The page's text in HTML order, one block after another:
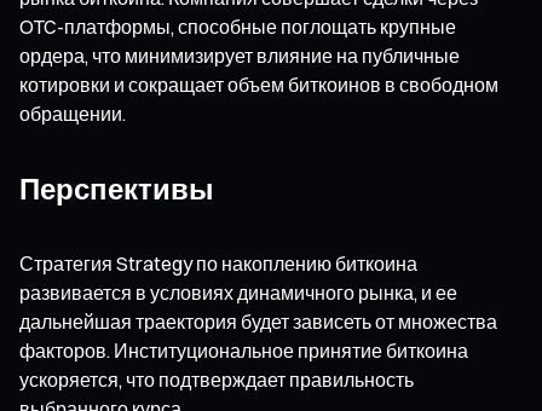
OTC-платформы, способные поглощать крупные
ордера, что минимизирует влияние на публичные
котировки и сокращает объем биткоинов в свободном
обращении.
Перспективы
Стратегия Strategy по накоплению биткоина
развивается в условиях динамичного рынка, и ее
дальнейшая траектория будет зависеть от множества
факторов. Институциональное принятие биткоина
ускоряется, что подтверждает правильность